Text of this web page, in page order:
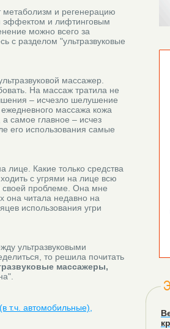
метаболизм и регенерацию
эффектом и лифтинговым
можно всего за
с разделом "ультразвуковые
массажер.
На массаж тратила не
– исчезло шелушение
массажа кожа
самое главное – исчез
его использования самые
лице. Какие только средства
с угрями на лице всю
своей проблеме. Она мне
она читала недавно на
использования угри
ультразвуковыми
то решила почитать
массажеры,
т.ч. автомобильные),